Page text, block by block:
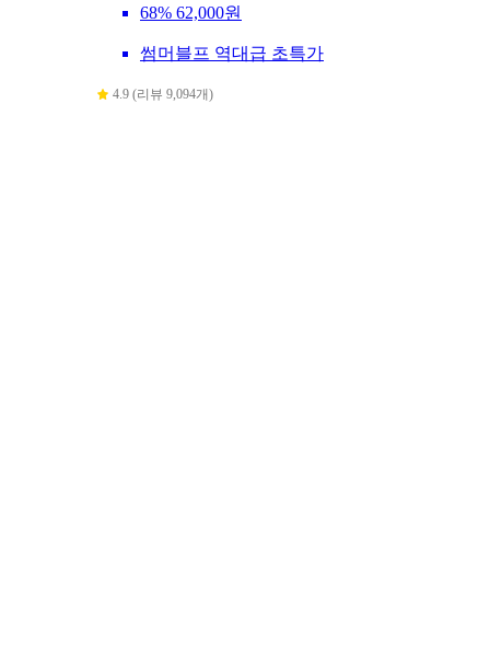
68% 62,000원
썸머블프 역대급 초특가
4.9 (리뷰 9,094개)